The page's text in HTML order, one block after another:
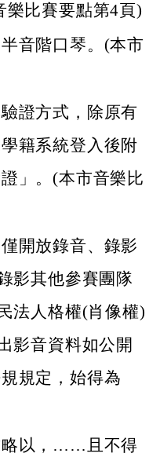
樂比賽要點第4頁)
音階口琴。(本市
證方式，除原有
籍系統登入後附
」。(本市音樂比
開放錄音、錄影
影其他參賽團隊
法人格權(肖像權)
影音資料如公開
規定，始得為
略以，……且不得